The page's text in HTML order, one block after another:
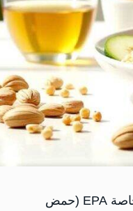
مكملات زيت السمك هي مكملات غذائية شائعة تحتوي على أحماض «أوميغا - 3» الدهنية، وخاصة EPA (حمض